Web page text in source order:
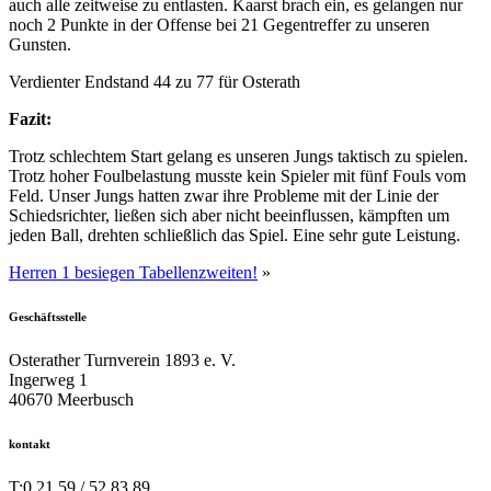
auch alle zeitweise zu entlasten. Kaarst brach ein, es gelangen nur
noch 2 Punkte in der Offense bei 21 Gegentreffer zu unseren
Gunsten.
Verdienter Endstand 44 zu 77 für Osterath
Fazit:
Trotz schlechtem Start gelang es unseren Jungs taktisch zu spielen.
Trotz hoher Foulbelastung musste kein Spieler mit fünf Fouls vom
Feld. Unser Jungs hatten zwar ihre Probleme mit der Linie der
Schiedsrichter, ließen sich aber nicht beeinflussen, kämpften um
jeden Ball, drehten schließlich das Spiel. Eine sehr gute Leistung.
Herren 1 besiegen Tabellenzweiten! »
Geschäftsstelle
Osterather Turnverein 1893 e. V.
Ingerweg 1
40670 Meerbusch
kontakt
T:0 21 59 / 52 83 89